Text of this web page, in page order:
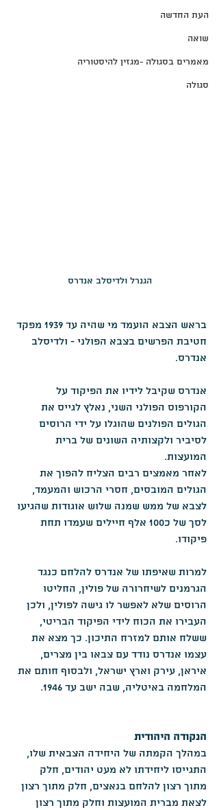
העת החדשה
שואה
מאמרים בסגולה -מגזין להיסטוריה
סגולה
הגנרל ולדיסלב אנדרס
בראש הצבא הועמד מי שהיה עד 1939 מפקד
חטיבת הפרשים בצבא הפולני - ולדיסלב
אנדרס.
אנדרס שקיבל לידיו את הפיקוד על
הקורפוס הפולני השני, נאלץ לגייס את
הגולים הפולנים שהוגלו על ידי הרוסים
לסיביר ולקצותיה השונים של ברית
המועצות.
לאחר מאמצים רבים הצליח להפוך את
הגולים המובסים, חסרי הרכוש והמעמד,
לצבא של ממש שמנה שלוש אוגודות שהגיעו
לסך של כ100 אלף חיילים שעמדו תחת
פיקודו.
למרות שאיפתו של אנדרס להלחם כנגד
הגרמנים לשיחרורה של פולין, החליטו
הרוסים שלא לאפשר לו גישה לפולין, ולכן
העבירו את הכוח לידי הפיקוד הבריטי,
ששלח אותם למזרח התיכון. כך מצא את
עצמו אנדרס נודד עם צבאו בין מצרים,
איראן, עירק וארץ ישראל, ולבסוף חותם את
המלחמה באיטליה, שבה ישב עד 1946.
הנקודה היהודית
במהלך הקמתה של היחידה הצבאית שלו,
התגייסו ליחידתו לא מעט יהודים, חלק
מתוך רצון להלחם בנאצים, חלק מתוך רצון
לצאת מברית המועצות וחלק מתוך רצון